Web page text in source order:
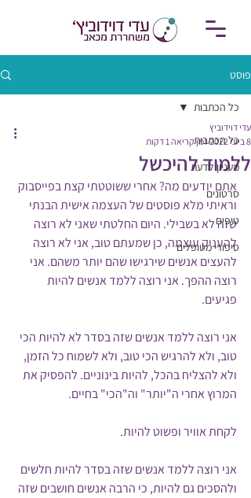
פוסט
כל הכתבות
מעניין לדעת
סרטונים
טיפים
סיפורי מטופלים
כל הכתבות
ללמוד להיכשל
עדי דוידוביץ
8 ביוני 2022
זמן קריאה 1 דקות
אתם יודעים מה? אחרי ששוטטתי קצת בפייסבוק
וראיתי מלא פוסטים של העצמה אישית הבנתי
שזה לא בשבילי. היום החלטתי שאני לא רוצה
להעניק עוצמה, כן שמעתם טוב, אני לא רוצה
להעצים אנשים שירגישו שהם יותר משהם. אני
רוצה ההפך. אני רוצה ללמד אנשים להיות
פגיעים.
אני רוצה ללמד אנשים שזה בסדר לא להיות הכי
טוב, ולא להרגיש הכי טוב, ולא לשמוח כל הזמן,
ולא להצליח בהכל, להיות בינוניים. להפסיק את
המרוץ אחרי ה"יותר" וה"הכי" בחיים.
לקחת אוויר ופשוט להיות.
אני רוצה ללמד אנשים שזה בסדר להיות חלשים
ולהסכים גם להיות, כי הרבה אנשים חושבים שזה